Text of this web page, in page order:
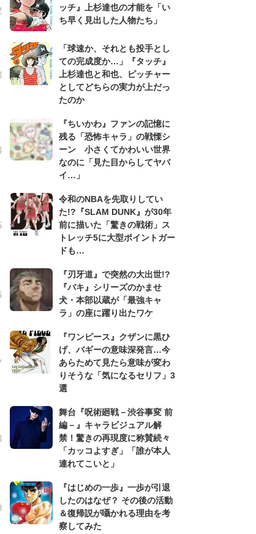
ッチ』上杉達也の才能を「い
ち早く見出した人物たち」
「球速か、それとも投手とし
ての完成度か…」『タッチ』
上杉達也と和也、ピッチャー
としてどちらの実力が上だっ
たのか
『ちいかわ』ファンの記憶に
残る「恐怖キャラ」の戦慄シ
ーン 小さくてかわいい世界
なのに「見た目からしてヤバ
イ…」
令和のNBAを先取りしてい
た!?『SLAM DUNK』が30年
前に描いた「驚きの戦術」ス
トレッチ5に大型ポイントガー
ドも…
『刃牙道』で突然の大出世!?
『バキ』シリーズのかませ
犬・本部以蔵が「最強キャ
ラ」の座に躍り出たワケ
『ワンピース』クザンに黒ひ
げ、バギーの意味深発言…今
あらためて見たら意味が変わ
りそうな「気になるセリフ」3
選
舞台『呪術廻戦－渋谷事変 前
編－』キャラビジュアル解
禁！驚きの再現度に称賛続々
「カッコよすぎ」「誰が本人
連れてこいと」
『はじめの一歩』一歩が引退
したのはなぜ？ その後の活動
＆復帰説が囁かれる理由を考
察してみた